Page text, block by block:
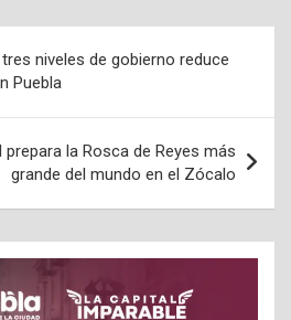
niveles de gobierno reduce
Puebla
prepara la Rosca de Reyes más
grande del mundo en el Zócalo